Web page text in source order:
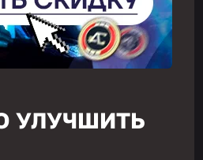
УЛУЧШИТЬ